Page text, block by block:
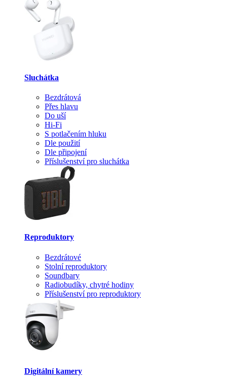
Sluchátka
Bezdrátová
Přes hlavu
Do uší
Hi-Fi
S potlačením hluku
Dle použití
Dle připojení
Příslušenství pro sluchátka
Reproduktory
Bezdrátové
Stolní reproduktory
Soundbary
Radiobudíky, chytré hodiny
Příslušenství pro reproduktory
Digitální kamery